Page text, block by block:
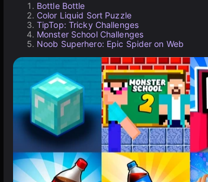
Bottle Bottle
Color Liquid Sort Puzzle
TipTop: Tricky Challenges
Monster School Challenges
Noob Superhero: Epic Spider on Web